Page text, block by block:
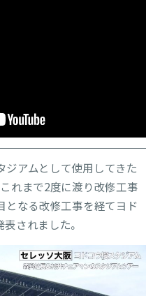
ジアムとして使用してきた
れまで2度に渡り改修工事
となる改修工事を経てヨド
されました。